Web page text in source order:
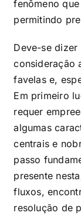
fenômeno
permitindo
Deve-se dizer
consideração
favelas e,
Em primeiro
requer
algumas
centrais e
passo
presente
fluxos,
resolução de